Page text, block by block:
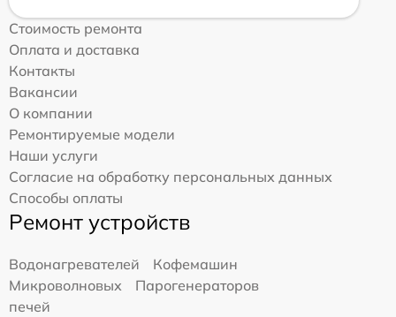
Стоимость ремонта
Оплата и доставка
Контакты
Вакансии
О компании
Ремонтируемые модели
Наши услуги
Согласие на обработку персональных данных
Способы оплаты
Ремонт устройств
Водонагревателей
Кофемашин
Микроволновых
печей
Парогенераторов